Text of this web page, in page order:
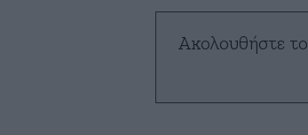
Ακολουθήστε το